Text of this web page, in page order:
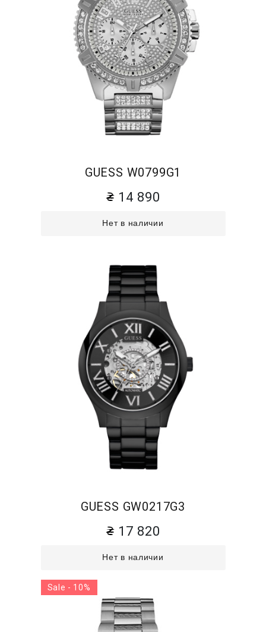
GUESS W0799G1
14 890
Нет в наличии
GUESS GW0217G3
17 820
Нет в наличии
Sale - 10%